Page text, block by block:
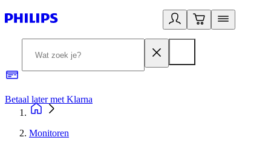
Betaal later met Klarna
Monitoren